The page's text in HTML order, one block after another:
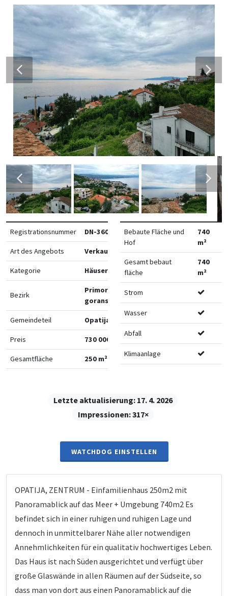
Registrationsnummer DN-36083
Art des Angebots Verkauf
Kategorie Häuser
Bezirk
Primorsko-
goranska
Gemeindeteil Opatija
Preis 730 000 €
Gesamtfläche 250 m²
Bebaute Fläche und
Hof
740
m²
Gesamt bebaut
fläche
740
m²
Strom
Wasser
Abfall
Klimaanlage
Letzte aktualisierung: 17. 4. 2026
Impressionen:317×
WATCHDOG EINSTELLEN
OPATIJA, ZENTRUM - Einfamilienhaus 250m2 mit
Panoramablick auf das Meer + Umgebung 740m2 Es
befindet sich in einer ruhigen und ruhigen Lage und
dennoch in unmittelbarer Nähe aller notwendigen
Annehmlichkeiten für ein qualitativ hochwertiges Leben.
Das Haus ist nach Süden ausgerichtet und verfügt über
große Glaswände in allen Räumen auf der Südseite, so
dass man von dort aus einen Panoramablick auf die